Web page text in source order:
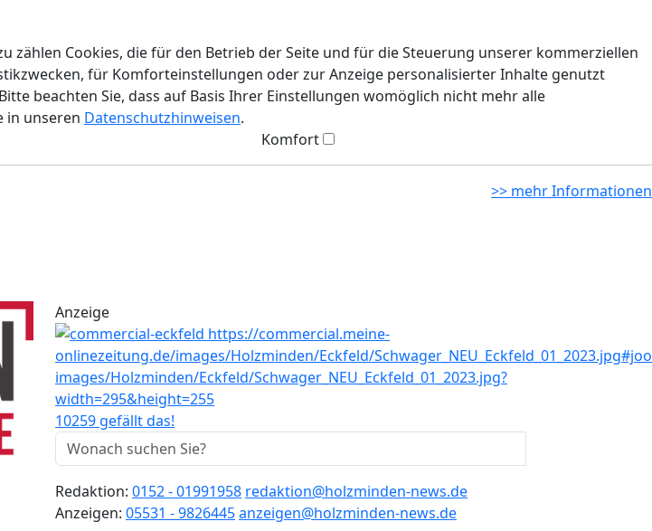
zählen Cookies, die für den Betrieb der Seite und für die Steuerung unserer kommerziellen
für Komforteinstellungen oder zur Anzeige personalisierter Inhalte genutzt
beachten Sie, dass auf Basis Ihrer Einstellungen womöglich nicht mehr alle
in unseren Datenschutzhinweisen.
Komfort
>> mehr Informationen
Anzeige
10259 gefällt das!
Redaktion: 0152 - 01991958 redaktion@holzminden-news.de
Anzeigen: 05531 - 9826445anzeigen@holzminden-news.de